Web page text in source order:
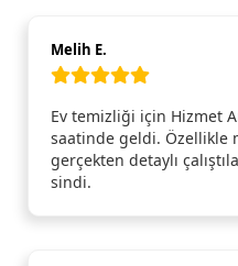
Melih E.
Ev temizliği için Hizmet
saatinde geldi. Özellikle
gerçekten detaylı
sindi.